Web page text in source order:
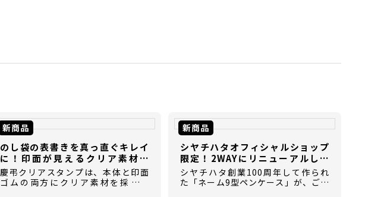
新商品
のし袋の表書きを真っ直ぐキレイ
に！印面が見えるクリア素材の
【慶弔クリアスタンプ】
慶弔クリアスタンプは、本体と印面
ゴムの両方にクリア素材を採用し
新商品
シヤチハタオフィシャルショップ
限定！2WAYにリニューアルした
【ネーム9型ペンケース】
シヤチハタ創業100周年して作られ
た「ネーム9型ペンケース」が、ご好